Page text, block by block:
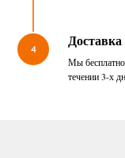
4
Мы
течении 3-х